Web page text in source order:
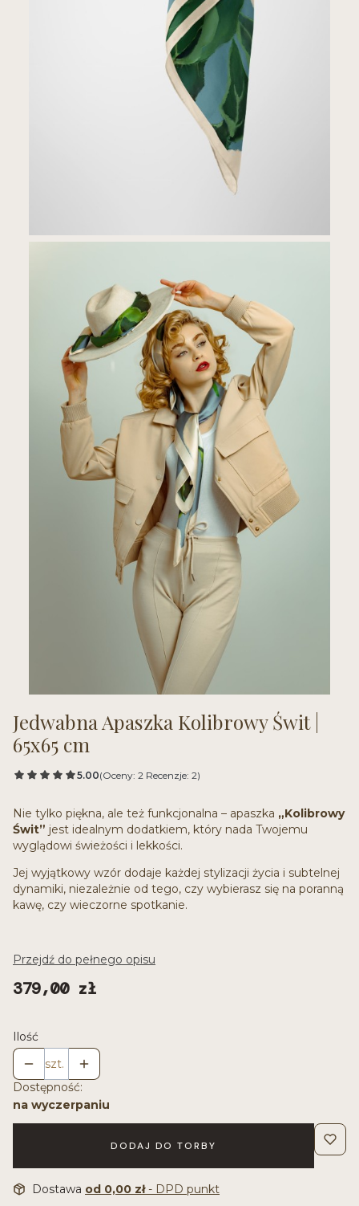
Jedwabna Apaszka Kolibrowy Świt |
65x65 cm
5.00(Oceny: 2 Recenzje: 2)
Nie tylko piękna, ale też funkcjonalna – apaszka „Kolibrowy
Świt” jest idealnym dodatkiem, który nada Twojemu
wyglądowi świeżości i lekkości.
Jej wyjątkowy wzór dodaje każdej stylizacji życia i subtelnej
dynamiki, niezależnie od tego, czy wybierasz się na poranną
kawę, czy wieczorne spotkanie.
Przejdź do pełnego opisu
Cena
379,00 zł
Ilość
szt.
Dostępność:
na wyczerpaniu
DODAJ DO TORBY
Dostawa od 0,00 zł- DPD punkt